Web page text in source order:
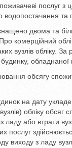
послуг з
водопостачання та
двома та
комерційний
вузлів обліку.
обладнаної
обсягу
на дату
обліку
ладу або втрати
послуг
виходу з ладу